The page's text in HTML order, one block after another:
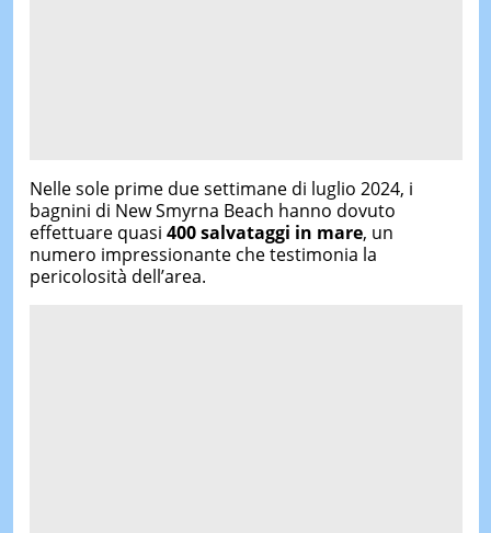
Nelle sole prime due settimane di luglio 2024, i
bagnini di New Smyrna Beach hanno dovuto
effettuare quasi 400 salvataggi in mare, un
numero impressionante che testimonia la
pericolosità dell’area.